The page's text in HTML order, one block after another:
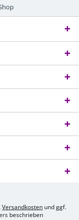
Versandkosten und ggf.
beschrieben